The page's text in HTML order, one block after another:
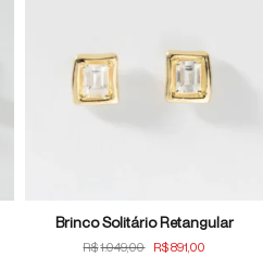
Brinco Solitário Retangular
R$1.049,00 O
R$891,00O